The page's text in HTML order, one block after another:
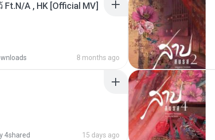
Ft.N/A , HK [Official MV]
8 months ago
4shared 15 days ago